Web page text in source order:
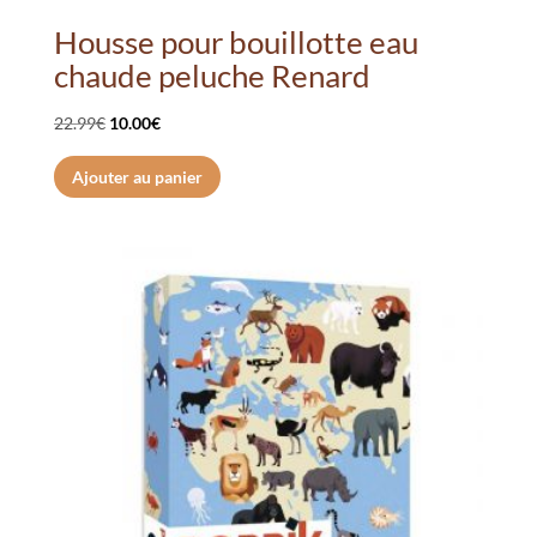
Housse pour bouillotte eau
chaude peluche Renard
22.99€ Le
prix
initial
10.00€Le
prix
actuel
Ajouter au panier